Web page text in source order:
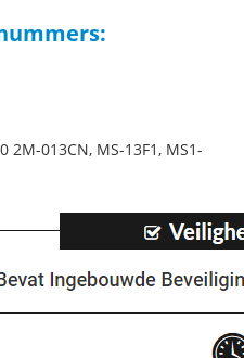
2M-013CN, MS-13F1, MS1-